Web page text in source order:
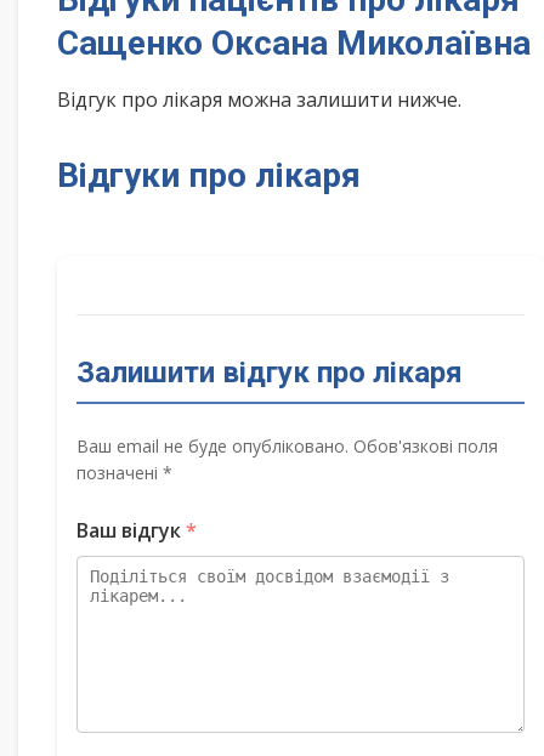
Сащенко Оксана Миколаївна
Відгук про лікаря можна залишити нижче.
Відгуки про лікаря
Залишити відгук про лікаря
Ваш email не буде опубліковано. Обов'язкові поля
позначені *
Ваш відгук*